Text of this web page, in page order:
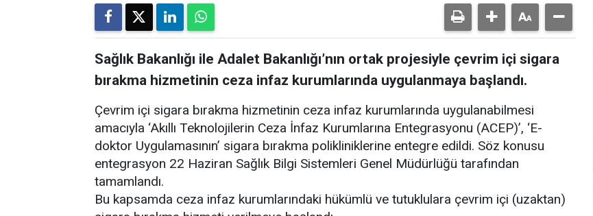
Sağlık Bakanlığı ile Adalet Bakanlığı’nın ortak projesiyle çevrim içi sigara
bırakma hizmetinin ceza infaz kurumlarında uygulanmaya başlandı.
Çevrim içi sigara bırakma hizmetinin ceza infaz kurumlarında uygulanabilmesi
amacıyla ‘Akıllı Teknolojilerin Ceza İnfaz Kurumlarına Entegrasyonu (ACEP)’, ‘E-
doktor Uygulamasının’ sigara bırakma polikliniklerine entegre edildi. Söz konusu
entegrasyon 22 Haziran Sağlık Bilgi Sistemleri Genel Müdürlüğü tarafından
tamamlandı.
Bu kapsamda ceza infaz kurumlarındaki hükümlü ve tutuklulara çevrim içi (uzaktan)